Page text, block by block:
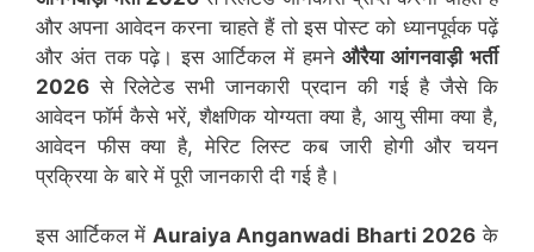
और अपना आवेदन करना चाहते हैं तो इस पोस्ट को ध्यानपूर्वक पढ़ें
और अंत तक पढ़े। इस आर्टिकल में हमनेऔरैया आंगनवाड़ी भर्ती
2026 से रिलेटेड सभी जानकारी प्रदान की गई है जैसे कि
आवेदन फॉर्म कैसे भरें, शैक्षणिक योग्यता क्या है, आयु सीमा क्या है,
आवेदन फीस क्या है, मेरिट लिस्ट कब जारी होगी और चयन
प्रक्रिया के बारे में पूरी जानकारी दी गई है।
इस आर्टिकल में AuraiyaAnganwadi Bharti 2026 के